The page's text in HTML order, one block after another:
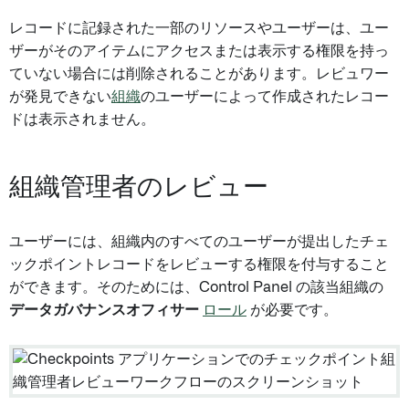
レコードに記録された一部のリソースやユーザーは、ユー
ザーがそのアイテムにアクセスまたは表示する権限を持っ
ていない場合には削除されることがあります。レビュワー
が発見できない組織のユーザーによって作成されたレコー
ドは表示されません。
組織管理者のレビュー
ユーザーには、組織内のすべてのユーザーが提出したチェ
ックポイントレコードをレビューする権限を付与すること
ができます。そのためには、Control Panel の該当組織の
データガバナンスオフィサー ロール が必要です。